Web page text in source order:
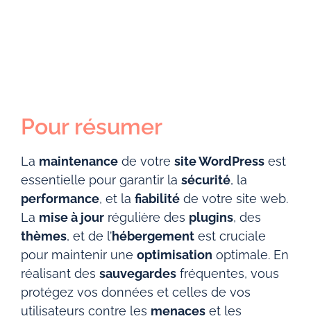
Pour résumer
La maintenance de votre site WordPress est
essentielle pour garantir la sécurité, la
performance, et la fiabilité de votre site web.
La mise à jour régulière des plugins, des
thèmes, et de l’hébergement est cruciale
pour maintenir une optimisation optimale. En
réalisant des sauvegardes fréquentes, vous
protégez vos données et celles de vos
utilisateurs contre les menaces et les